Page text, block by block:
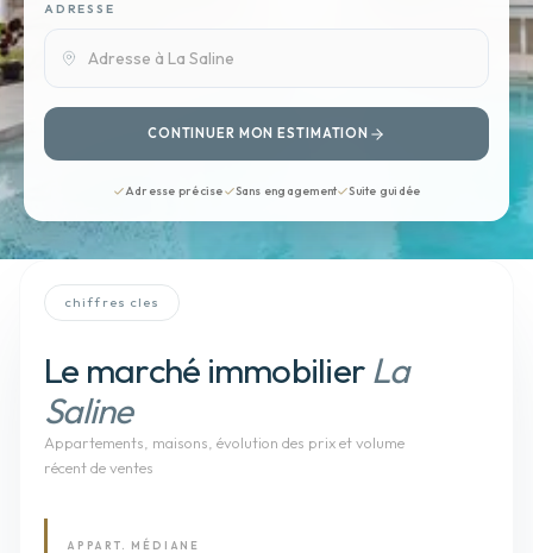
ADRESSE
CONTINUER MON ESTIMATION
Adresse précise Sans engagement Suite guidée
chiffres cles
Le marché immobilierLa
Saline
Appartements, maisons , évolution des prix et volume
récent de ventes
APPART. MÉDIANE